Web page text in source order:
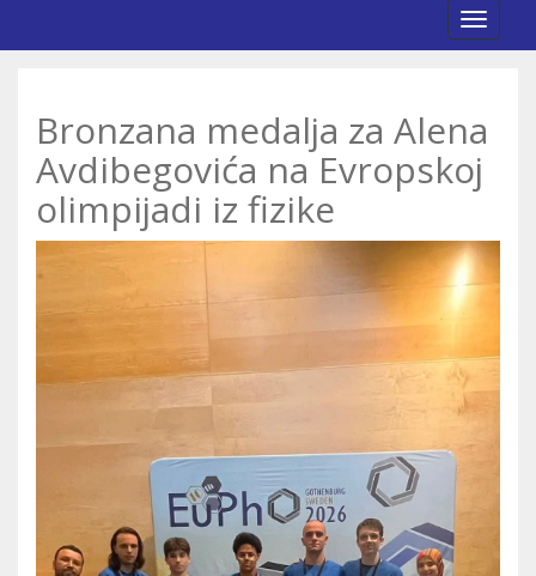
Toggle
Bronzana medalja za Alena
Avdibegovića na Evropskoj
olimpijadi iz fizike